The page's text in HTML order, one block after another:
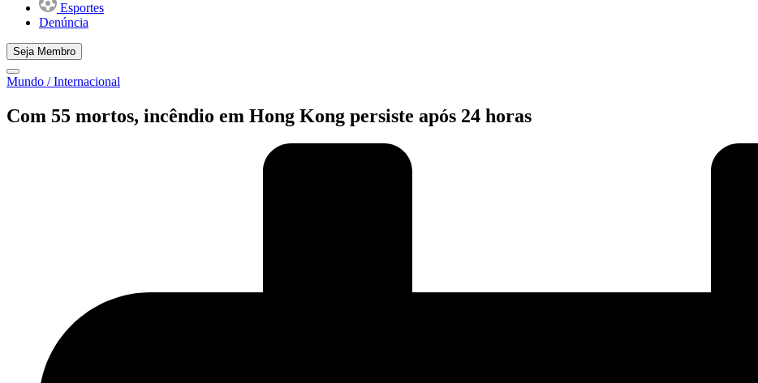
Esportes
Denúncia
Seja Membro
Mundo / Internacional
Com 55 mortos, incêndio em Hong Kong persiste após 24 horas